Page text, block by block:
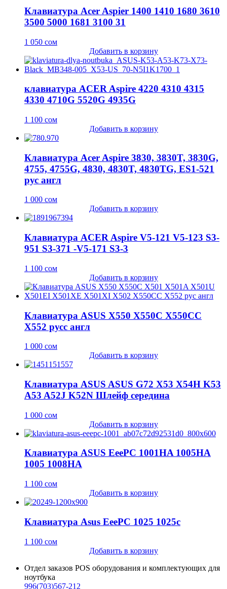
Клавиатура Acer Aspier 1400 1410 1680 3610
3500 5000 1681 3100 31
1 050 сом
Добавить в корзину
клавиатура ACER Aspire 4220 4310 4315
4330 4710G 5520G 4935G
1 100 сом
Добавить в корзину
Клавиатура Acer Aspire 3830, 3830T, 3830G,
4755, 4755G, 4830, 4830T, 4830TG, ES1-521
рус англ
1 000 сом
Добавить в корзину
Клавиатура ACER Aspire V5-121 V5-123 S3-
951 S3-371 -V5-171 S3-3
1 100 сом
Добавить в корзину
Клавиатура ASUS X550 X550C X550CC
X552 русс англ
1 000 сом
Добавить в корзину
Клавиатура ASUS ASUS G72 X53 X54H K53
A53 A52J K52N Шлейф середина
1 000 сом
Добавить в корзину
Клавиатура ASUS EeePC 1001HA 1005HA
1005 1008HA
1 100 сом
Добавить в корзину
Клавиатура Asus EeePC 1025 1025c
1 100 сом
Добавить в корзину
Отдел заказов POS оборудования и комплектующих для
ноутбука
996(703)567-212